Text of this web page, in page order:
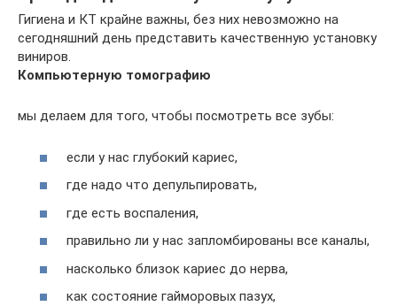
Гигиена и КТ крайне важны, без них невозможно на
сегодняшний день представить качественную установку
виниров.
Компьютерную томографию
мы делаем для того, чтобы посмотреть все зубы:
если у нас глубокий кариес,
где надо что депульпировать,
где есть воспаления,
правильно ли у нас запломбированы все каналы,
насколько близок кариес до нерва,
как состояние гайморовых пазух,